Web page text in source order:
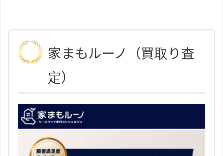
ハウスドゥ！土岐店（株式会社オ
客様やメールで相談のお客様にも親切に対応して
くれます。
住所
アクセス
ＪＲ中央線「土岐市駅」より約1.8
ホームページ 有限会社マルホーハウジングのサ
イトはこちら
家まもルーノ（買取り査
定）